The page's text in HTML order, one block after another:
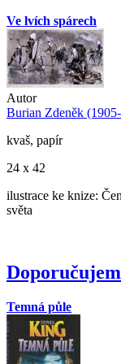
Ve lvích spárech
Autor
Burian Zdeněk
kvaš, papír
24 x 42
ilustrace ke knize:
světa
Temná půle